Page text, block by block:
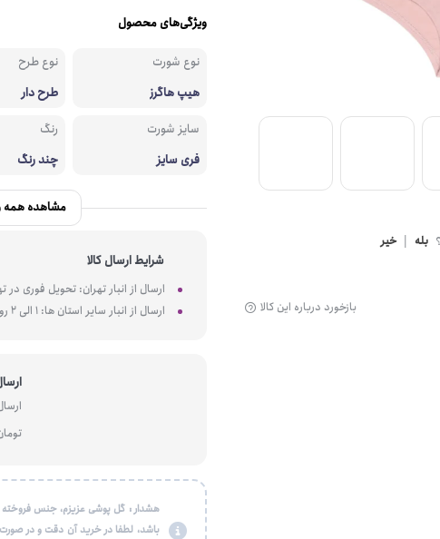
بله خیر
بازخورد درباره این کالا
ویژگی‌های محصول
نوع شورت
هیپ هاگرز
نوع طرح
طرح دار
سایز شورت
فری سایز
رنگ
چند رنگ
مشاهده همه
شرایط ارسال کالا
ارسال از انبار تهران: تحویل فوری در
ارسال از انبار سایر استان ها: 1 الی 2 روز کاری
هشدار : گل پوشی عزیزم، جنس
باشد، لطفا در خرید آن دقت و در